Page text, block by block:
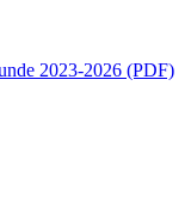
2023-2026 (PDF)